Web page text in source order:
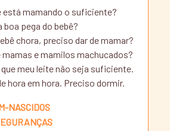
está mamando o suficiente?
boa pega do bebê?
chora, preciso dar de mamar?
mamas e mamilos machucados?
meu leite não seja suficiente.
hora em hora. Preciso dormir.
NASCIDOS